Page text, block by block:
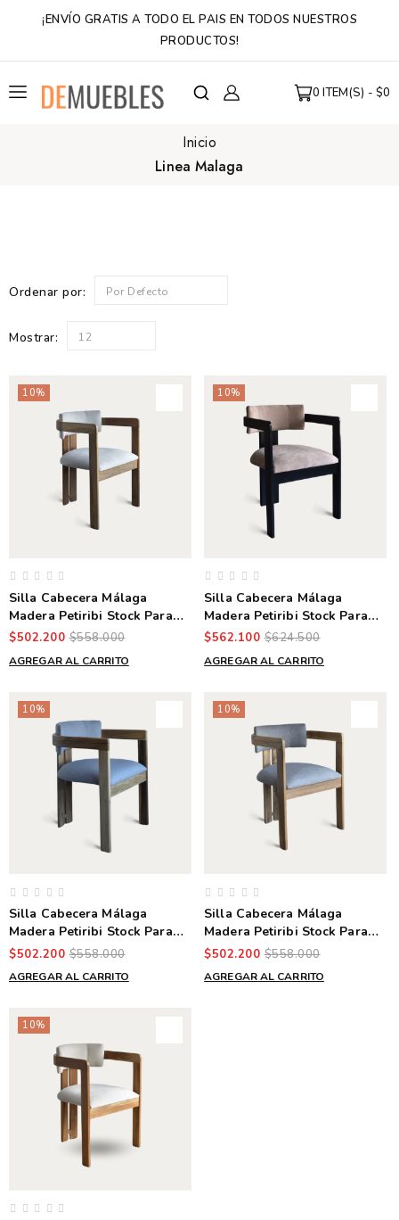
¡ENVÍO GRATIS A TODO EL PAIS EN TODOS NUESTROS
PRODUCTOS!
0 ITEM(S) - $0
Inicio
Linea Malaga
Ordenar por: Por Defecto
Mostrar: 12
10%
Silla Cabecera Málaga
Madera Petiribi Stock Para
Entrega Inmediata
$502.200 $558.000
AGREGAR AL CARRITO
10%
Silla Cabecera Málaga
Madera Petiribi Stock Para
Entrega Inmediata
$562.100 $624.500
AGREGAR AL CARRITO
10%
Silla Cabecera Málaga
Madera Petiribi Stock Para
Entrega Inmediata
$502.200 $558.000
AGREGAR AL CARRITO
10%
Silla Cabecera Málaga
Madera Petiribi Stock Para
Entrega Inmediata
$502.200 $558.000
AGREGAR AL CARRITO
10%